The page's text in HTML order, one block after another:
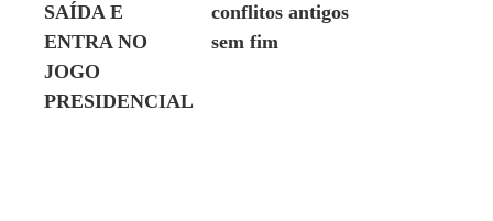
SAÍDA E
ENTRA NO
JOGO
PRESIDENCIAL
conflitos antigos
sem fim